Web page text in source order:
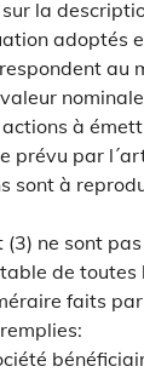
la
adoptés
au
actions à
prévu par
sont à
ne sont
de
faits